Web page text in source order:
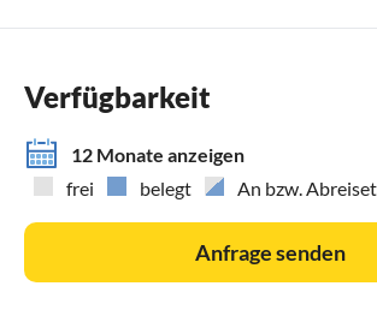
Verfügbarkeit
12 Monate anzeigen
frei
belegt An bzw.
Anfrage senden